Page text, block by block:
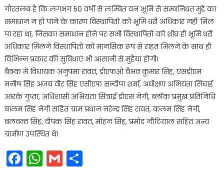
गौरतलब है कि लगभग 50 वर्षों से लम्बित वन भूमि से सम्बनिधत मुद्दे का
समाधान न हो पाने के कारण विस्थापितों को भूमि धरी अधिकार नहीं मिल
पा रहा था, जिसका समाधान होने पर सभी विस्थापितों को शीघ्र ही भूमि धरी
अधिकार मिलने विस्थापितों को मानसिक रूप से राहत मिलने के साथ ही
विभिन्न प्रकार की सुविधाएं भी आसानी से मुहैया होंगी।
बैठक में विधायक अनुपमा रावत, डीएफओ वैभव कुमार सिंह, एसडीएम
मनीष सिंह अजय वीर सिंह एसीएफ सन्दीपा शर्मा, अधीक्षण अभियंता सिंचाई
आरके गुप्ता, अधिशासी अभियंता सिंचाई डीएस नेगी, ब्लॉक प्रमुख प्रतिनिधि
बालम सिंह नेगी सहित ग्राम प्रधान नरेन्द्र सिंह रावत, कलम सिंह नेगी,
बलवन्त सिंह, दीपक सिंह रावत, मोहन सिंह, प्रमोद नौटियाल सहित अन्य
ग्रामीण उपस्थित थे।
Facebook
WhatsApp
GmailShare